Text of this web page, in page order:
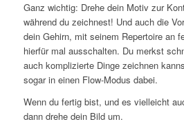
Ganz wichtig: Drehe dein Motiv zur
während du zeichnest! Und auch die
dein Gehirn, mit seinem Repertoire an
hierfür mal ausschalten. Du merkst
auch komplizierte Dinge zeichnen
sogar in einen Flow-Modus dabei.
Wenn du fertig bist, und es vielleicht
dann drehe dein Bild um.